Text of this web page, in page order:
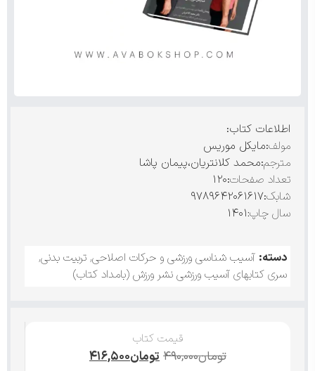
اطلاعات کتاب:
مولف:مایکل موریس
مترجم:محمد کلانتریان،پیمان پاشا
تعداد صفحات:۱۲۰
شابک:۹۷۸۹۶۴۲۰۶۱۶۱۷
سال چاپ:۱۴۰۱
دسته: آسیب شناسی ورزشی و حرکات اصلاحی, تربیت بدنی,
سری کتابهای آسیب ورزشی نشر ورزش (بامداد کتاب)
قیمت کتاب
تومان۴۹۰,۰۰۰تومان۴۱۶,۵۰۰